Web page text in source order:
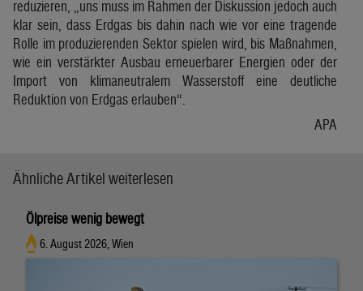
reduzieren, „uns muss im Rahmen der Diskussion jedoch auch
klar sein, dass Erdgas bis dahin nach wie vor eine tragende
Rolle im produzierenden Sektor spielen wird, bis Maßnahmen,
wie ein verstärkter Ausbau erneuerbarer Energien oder der
Import von klimaneutralem Wasserstoff eine deutliche
Reduktion von Erdgas erlauben“.
APA
Ähnliche Artikel weiterlesen
Ölpreise wenig bewegt
6. August 2026, Wien